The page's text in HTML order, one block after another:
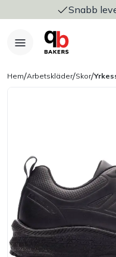
Snabb
Bageriplåtar &
Stickvagnar &
Utensilier
Hem/Arbetskläder/Skor/